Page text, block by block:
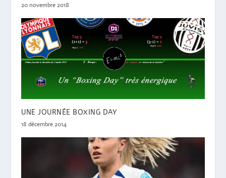
20 novembre 2018
UNE JOURNÉE BOXING DAY
18 décembre 2014